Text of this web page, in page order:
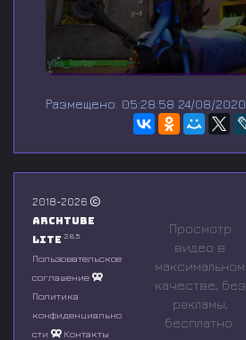
e
n
o
f
0
s
o
n
d
Размещено: 05:28:58 24/08/2020
2018-2026
Archtube
Lite 2.8.5
Пользовательское
соглашение
Политика
конфиденциально
сти
Контакты
Просмотр
видео в
максимальном
качестве, без
рeкламы,
бесплатно.